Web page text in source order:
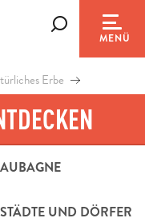
MENÜ
AUBAGNE
STÄDTE UND DÖRFER
Erbe
REISEROUTE